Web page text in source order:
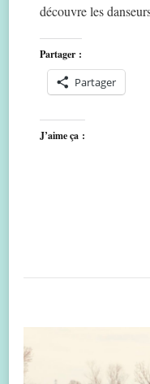
découvre les
Partager :
Partager
J’aime ça :